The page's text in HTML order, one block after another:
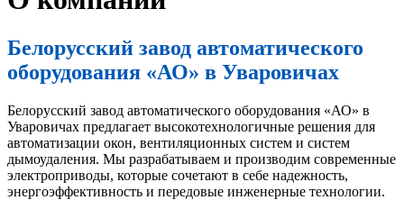
Белорусский завод автоматического
оборудования «АО» в Уваровичах
Белорусский завод автоматического оборудования «АО» в
Уваровичах предлагает высокотехнологичные решения для
автоматизации окон, вентиляционных систем и систем
дымоудаления. Мы разрабатываем и производим современные
электроприводы, которые сочетают в себе надежность,
энергоэффективность и передовые инженерные технологии.